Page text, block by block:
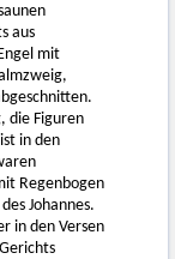
aus
mit
die Figuren
in den
Regenbogen
Johannes.
in den Versen